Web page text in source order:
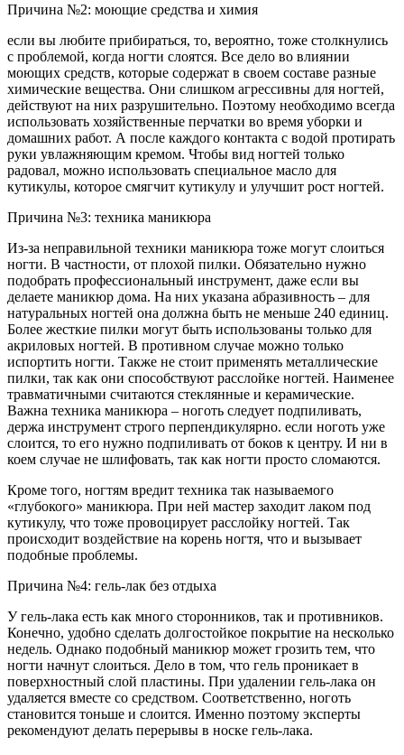
Причина №2: моющие средства и химия
если вы любите прибираться, то, вероятно, тоже столкнулись
с проблемой, когда ногти слоятся. Все дело во влиянии
моющих средств, которые содержат в своем составе разные
химические вещества. Они слишком агрессивны для ногтей,
действуют на них разрушительно. Поэтому необходимо всегда
использовать хозяйственные перчатки во время уборки и
домашних работ. А после каждого контакта с водой протирать
руки увлажняющим кремом. Чтобы вид ногтей только
радовал, можно использовать специальное масло для
кутикулы, которое смягчит кутикулу и улучшит рост ногтей.
Причина №3: техника маникюра
Из-за неправильной техники маникюра тоже могут слоиться
ногти. В частности, от плохой пилки. Обязательно нужно
подобрать профессиональный инструмент, даже если вы
делаете маникюр дома. На них указана абразивность – для
натуральных ногтей она должна быть не меньше 240 единиц.
Более жесткие пилки могут быть использованы только для
акриловых ногтей. В противном случае можно только
испортить ногти. Также не стоит применять металлические
пилки, так как они способствуют расслойке ногтей. Наименее
травматичными считаются стеклянные и керамические.
Важна техника маникюра – ноготь следует подпиливать,
держа инструмент строго перпендикулярно. если ноготь уже
слоится, то его нужно подпиливать от боков к центру. И ни в
коем случае не шлифовать, так как ногти просто сломаются.
Кроме того, ногтям вредит техника так называемого
«глубокого» маникюра. При ней мастер заходит лаком под
кутикулу, что тоже провоцирует расслойку ногтей. Так
происходит воздействие на корень ногтя, что и вызывает
подобные проблемы.
Причина №4: гель-лак без отдыха
У гель-лака есть как много сторонников, так и противников.
Конечно, удобно сделать долгостойкое покрытие на несколько
недель. Однако подобный маникюр может грозить тем, что
ногти начнут слоиться. Дело в том, что гель проникает в
поверхностный слой пластины. При удалении гель-лака он
удаляется вместе со средством. Соответственно, ноготь
становится тоньше и слоится. Именно поэтому эксперты
рекомендуют делать перерывы в носке гель-лака.